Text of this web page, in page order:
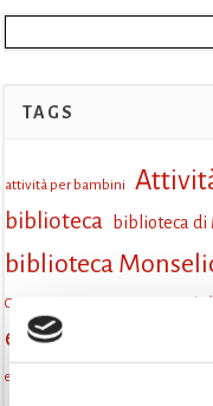
TAGS
attività per bambini
biblioteca biblioteca di
biblioteca
Centro per il libro e la lettura
eventi culturali
eventi Monselice